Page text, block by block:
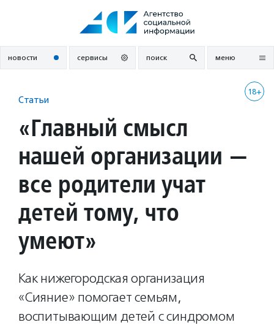
новости сервисы поиск меню
18+
Статьи
«Главный смысл
нашей организации —
все родители учат
детей тому, что
умеют»
Как нижегородская организация
«Сияние» помогает семьям,
воспитывающим детей с синдромом